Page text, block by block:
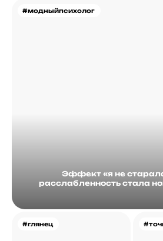
#модныйпсихолог
Эффект «я не
расслабленность стала
#глянец